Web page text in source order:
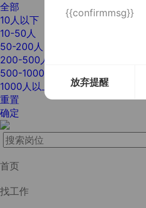
{{confirmmsg}}
放弃提醒
全部
10人以下
10-50人
50-200人
200-500人
500-1000人
1000人以上
重置
确定
首页
找工作